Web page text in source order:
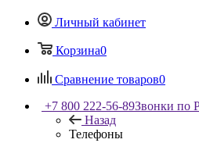
Личный кабинет
Корзина0
Сравнение товаров0
+7 800 222-56-89Звонки по
Назад
Телефоны